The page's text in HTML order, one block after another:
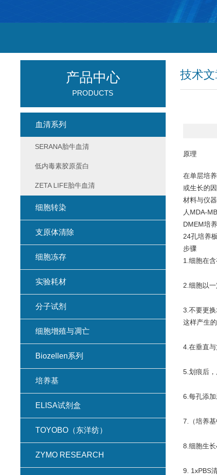
技术
原理
在单层培
或生长的
材料与仪器
人MDA-
DMEM培
24孔培养
步骤
1.细胞在
2.细胞以
3.不要更
这样产生
4.在垂直
5.划痕后
6.每孔添
7.（培养
8.细胞生
9. 1xPBS
产品中心
PRODUCTS
血清系列
SERANA胎牛血清
低内毒素胶原蛋白
ZETA LIFE胎牛血清
细胞转染
支原体清除
细胞冻存
实验耗材
分子试剂
细胞增殖与凋亡
Biozellen系列
培养基
ELISA试剂盒
TOYOBO（东洋纺）
ZYMO RESEARCH